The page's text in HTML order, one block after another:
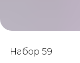
Набор 59